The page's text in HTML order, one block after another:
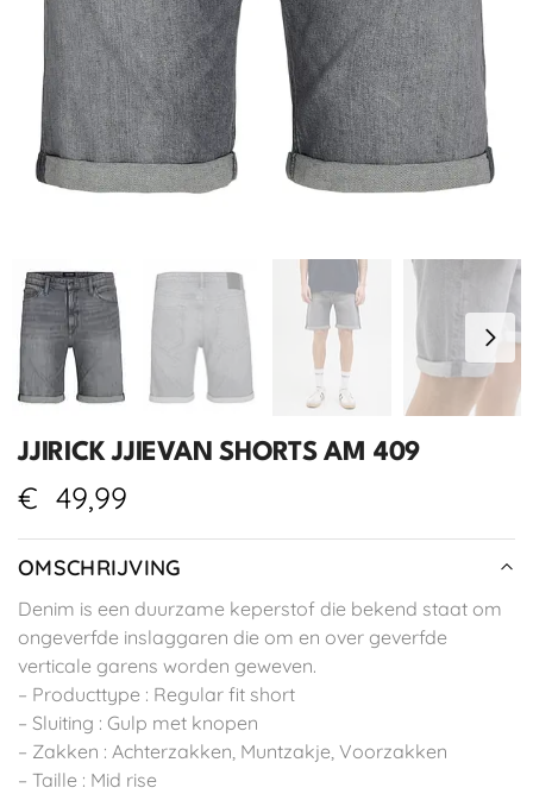
JJIRICK JJIEVAN SHORTS AM 409
€ 49,99
OMSCHRIJVING
Denim is een duurzame keperstof die bekend staat om
ongeverfde inslaggaren die om en over geverfde
verticale garens worden geweven.
– Producttype : Regular fit short
– Sluiting : Gulp met knopen
– Zakken : Achterzakken, Muntzakje, Voorzakken
– Taille : Mid rise